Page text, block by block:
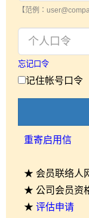
【范例：
忘记口令
记住帐号口令
重寄启用信
★ 会员联络人
★ 公司会员资
★ 评估申请